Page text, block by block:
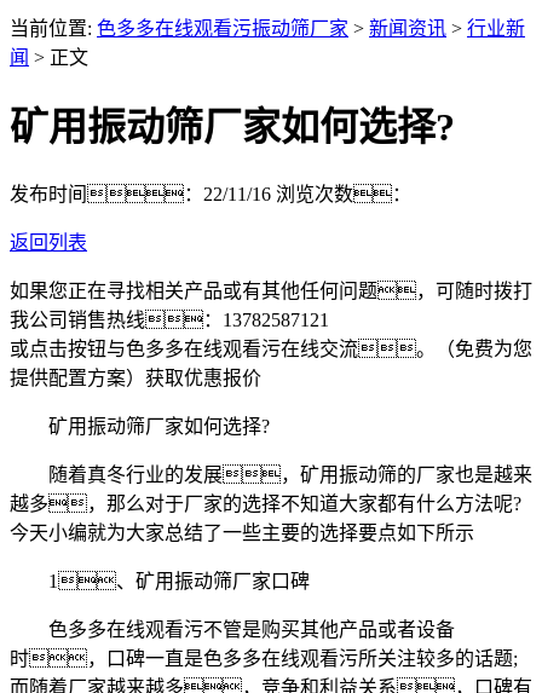
当前位置: 色多多在线观看污振动筛厂家 > 新闻资讯 > 行业新
闻 > 正文
矿用振动筛厂家如何选择?
发布时间：22/11/16 浏览次数：
返回列表
如果您正在寻找相关产品或有其他任何问题，可随时拨打
我公司销售热线： 13782587121
或点击按钮与色多多在线观看污在线交流。（免费为您
提供配置方案） 获取优惠报价
矿用振动筛厂家如何选择?
随着真冬行业的发展，矿用振动筛的厂家也是越来
越多，那么对于厂家的选择不知道大家都有什么方法呢?
今天小编就为大家总结了一些主要的选择要点如下所示
1、矿用振动筛厂家口碑
色多多在线观看污不管是购买其他产品或者设备
时，口碑一直是色多多在线观看污所关注较多的话题;
而随着厂家越来越多，竞争和利益关系，口碑有